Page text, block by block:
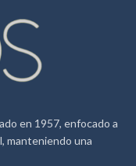
en 1957, enfocado a
manteniendo una